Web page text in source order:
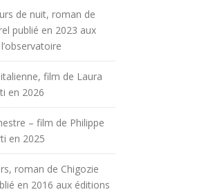
de nuit, roman de
publié en 2023 aux
film de Laura
en 2026
– film de Philippe
en 2025
roman de Chigozie
en 2016 aux éditions